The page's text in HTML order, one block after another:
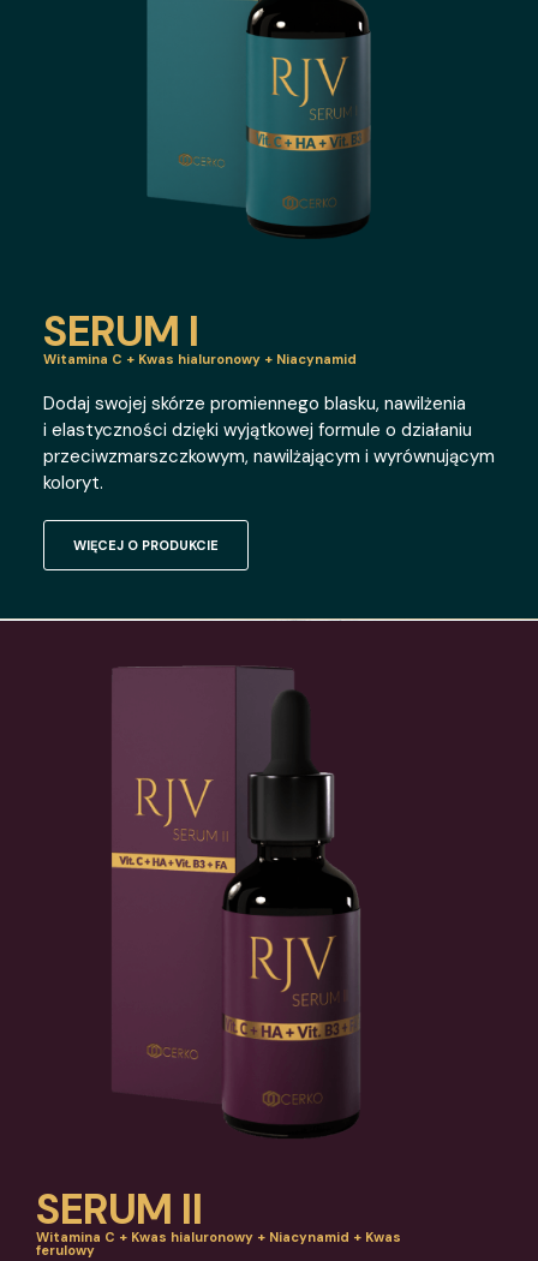
SERUM I
Witamina C + Kwas hialuronowy + Niacynamid
Dodaj swojej skórze promiennego blasku, nawilżenia
i elastyczności dzięki wyjątkowej formule o działaniu
przeciwzmarszczkowym, nawilżającym i wyrównującym
koloryt.
WIĘCEJ O PRODUKCIE
SERUM II
Witamina C + Kwas hialuronowy + Niacynamid + Kwas
ferulowy